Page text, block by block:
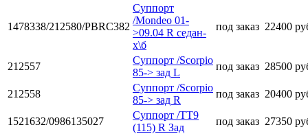
1478338/212580/PBRC382
Суппорт
/Mondeo 01-
>09.04 R седан-
х\б
под заказ 22400
212557
Суппорт /Scorpio
85-> зад L
под заказ 28500
212558
Суппорт /Scorpio
85-> зад R
под заказ 20400
1521632/0986135027
Суппорт /TT9
(115) R Зад
под заказ 27350